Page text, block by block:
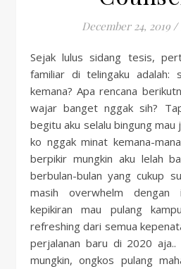
December 24, 2019 /
Sejak lulus sidang tesis, pertanyaan yang sangat
familiar di telingaku adalah:
kemana? Apa rencana
wajar banget nggak sih?
begitu aku selalu bingung mau
ko nggak minat kemana-
berpikir mungkin aku lelah
berbulan-bulan yang cukup
masih overwhelm dengan
kepikiran mau pulang
refreshing dari semua
perjalanan baru di 2020
mungkin, ongkos pulang